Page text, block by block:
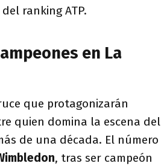
del ranking ATP.
en La
que protagonizarán
quien domina la escena del
de una década. El número
, tras ser campeón